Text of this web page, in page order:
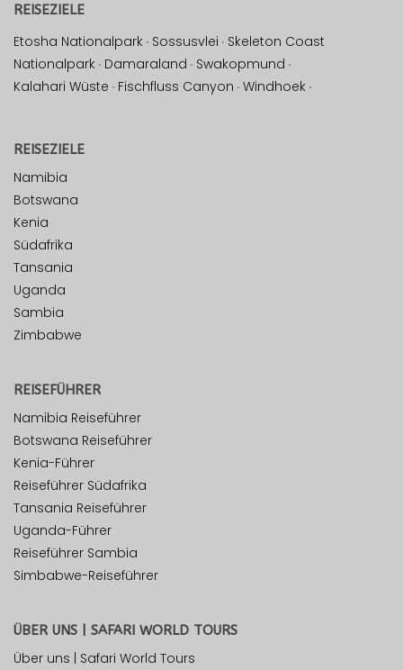
REISEZIELE
Etosha Nationalpark · Sossusvlei · Skeleton Coast
Nationalpark · Damaraland · Swakopmund ·
Kalahari Wüste · Fischfluss Canyon · Windhoek ·
REISEZIELE
Namibia
Botswana
Kenia
Südafrika
Tansania
Uganda
Sambia
Zimbabwe
REISEFÜHRER
Namibia Reiseführer
Botswana Reiseführer
Kenia-Führer
Reiseführer Südafrika
Tansania Reiseführer
Uganda-Führer
Reiseführer Sambia
Simbabwe-Reiseführer
ÜBER UNS | SAFARI WORLD TOURS
Über uns | Safari World Tours